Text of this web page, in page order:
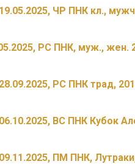
ЧР ПНК кл.,
РС ПНК, муж., жен.
РС ПНК трад,
ВС ПНК Кубок
ПМ ПНК,